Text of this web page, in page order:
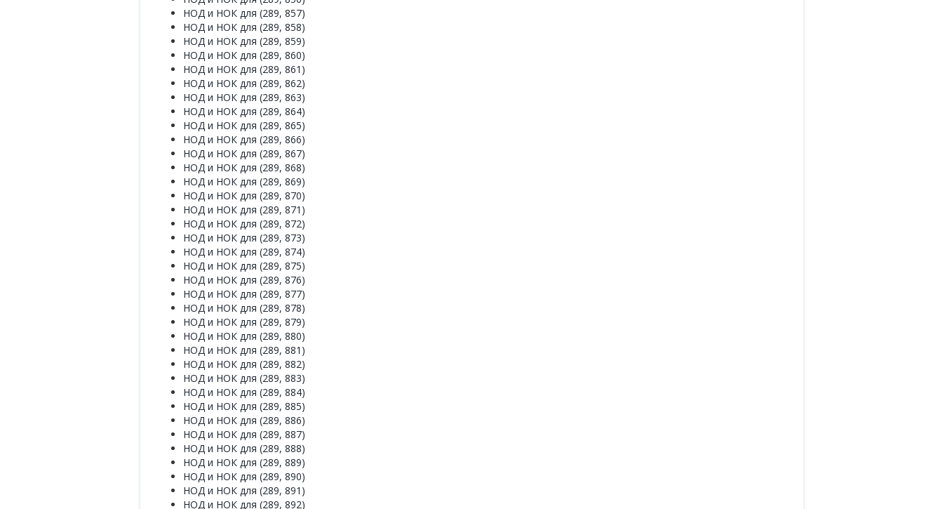
НОД и НОК для (289, 857)
НОД и НОК для (289, 858)
НОД и НОК для (289, 859)
НОД и НОК для (289, 860)
НОД и НОК для (289, 861)
НОД и НОК для (289, 862)
НОД и НОК для (289, 863)
НОД и НОК для (289, 864)
НОД и НОК для (289, 865)
НОД и НОК для (289, 866)
НОД и НОК для (289, 867)
НОД и НОК для (289, 868)
НОД и НОК для (289, 869)
НОД и НОК для (289, 870)
НОД и НОК для (289, 871)
НОД и НОК для (289, 872)
НОД и НОК для (289, 873)
НОД и НОК для (289, 874)
НОД и НОК для (289, 875)
НОД и НОК для (289, 876)
НОД и НОК для (289, 877)
НОД и НОК для (289, 878)
НОД и НОК для (289, 879)
НОД и НОК для (289, 880)
НОД и НОК для (289, 881)
НОД и НОК для (289, 882)
НОД и НОК для (289, 883)
НОД и НОК для (289, 884)
НОД и НОК для (289, 885)
НОД и НОК для (289, 886)
НОД и НОК для (289, 887)
НОД и НОК для (289, 888)
НОД и НОК для (289, 889)
НОД и НОК для (289, 890)
НОД и НОК для (289, 891)
НОД и НОК для (289, 892)